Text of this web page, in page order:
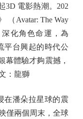
3D 電影熱潮。202
（Avatar: The Way
化角色命運，為
平台興起的時代公
幕體驗才夠震撼，
：龍獅
潘朵拉星球的震
僅兩個周末，全球